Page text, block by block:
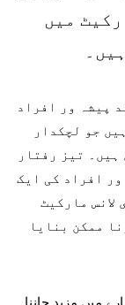
میں
پیشہ ور افراد
جو لچکدار
ہیں۔ تیز رفتار
ور افراد کی ایک
لانس مارکیٹ
ممکن بنایا